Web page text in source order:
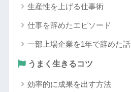
生産性を上げる仕事術
仕事を辞めたエピソード
一部上場企業を1年で辞めた話
うまく生きるコツ
効率的に成果を出す方法